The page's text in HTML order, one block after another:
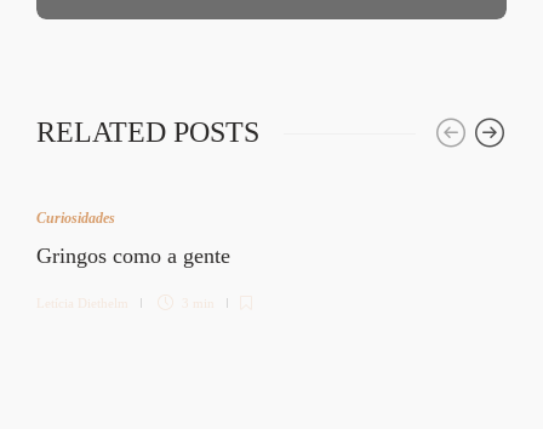
RELATED POSTS
Curiosidades
Gringos como a gente
Letícia Diethelm 3 min